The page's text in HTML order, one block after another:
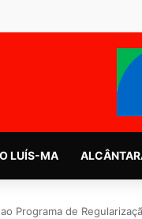
LUÍS-MA
Programa de